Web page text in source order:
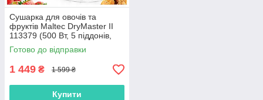
Сушарка для овочів та
фруктів Maltec DryMaster II
113379 (500 Вт, 5 піддонів,
Польша)
Готово до відправки
1 449 ₴ 1 599 ₴
Купити